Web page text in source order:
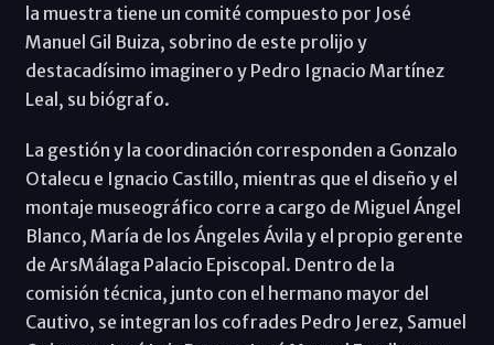
la muestra tiene un comité compuesto por José
Manuel Gil Buiza, sobrino de este prolijo y
destacadísimo imaginero y Pedro Ignacio Martínez
Leal, su biógrafo.
La gestión y la coordinación corresponden a Gonzalo
Otalecu e Ignacio Castillo, mientras que el diseño y el
montaje museográfico corre a cargo de Miguel Ángel
Blanco, María de los Ángeles Ávila y el propio gerente
de ArsMálaga Palacio Episcopal. Dentro de la
comisión técnica, junto con el hermano mayor del
Cautivo, se integran los cofrades Pedro Jerez, Samuel